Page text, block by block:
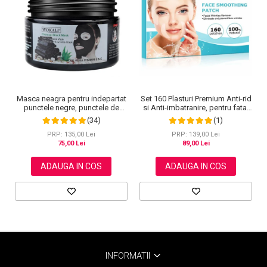
Masca neagra pentru indepartat
punctele negre, punctele de
grasime, efect anti-rid, Wokali cu
carbune activ, 300 g
(34)
PRP: 135,00 Lei
75,00 Lei
ADAUGA IN COS
Set 160 Plasturi Premium Anti-rid
si Anti-imbatranire, pentru fata,
gat si decolteu, 100% Naturali
(1)
PRP: 139,00 Lei
89,00 Lei
ADAUGA IN COS
INFORMATII